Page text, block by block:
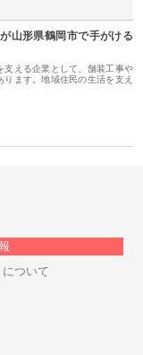
山形県鶴岡市で手がける
支える企業として、舗装工事や
ます。地域住民の生活を支え
ついて